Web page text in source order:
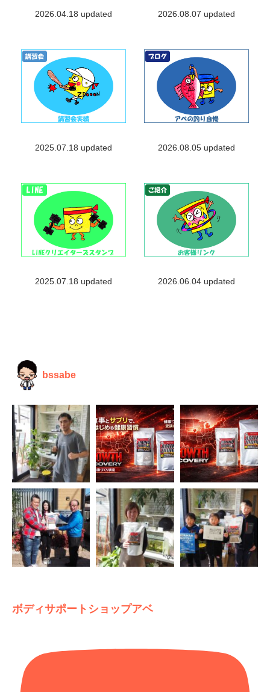
2026.04.18 updated 2026.08.07 updated
2025.07.18 updated 2026.08.05 updated
2025.07.18 updated 2026.06.04 updated
bssabe
ボディサポートショップアベ